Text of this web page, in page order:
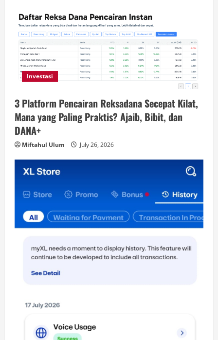
Investasi
3 Platform Pencairan Reksadana Secepat Kilat,
Mana yang Paling Praktis? Ajaib, Bibit, dan
DANA+
Miftahul Ulum July 26, 2026